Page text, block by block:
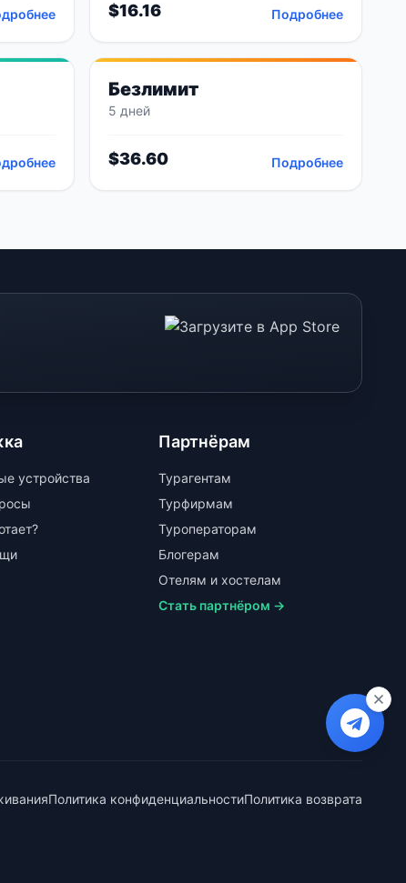
$16.16 Подробнее
Безлимит
5 дней
$36.60 Подробнее
устройства
Партнёрам
Турагентам
Турфирмам
Туроператорам
Блогерам
Отелям и хостелам
Стать партнёром →
Политика конфиденциальностиПолитика возврата